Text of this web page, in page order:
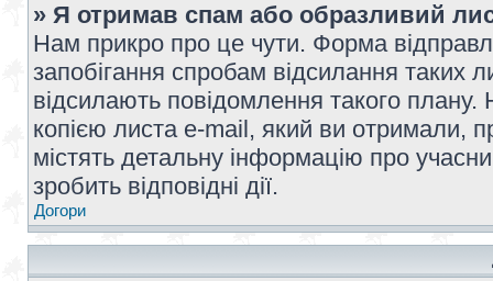
» Я отримав спам або образливий
Нам прикро про це чути. Форма
запобігання спробам відсилання таких
відсилають повідомлення такого
копією листа e-mail, який ви отримали,
містять детальну інформацію про
зробить відповідні дії.
Догори